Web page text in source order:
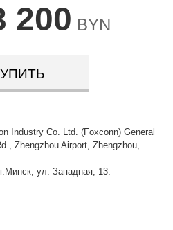
200 BYN
Industry Co. Ltd. (Foxconn) General
Zhengzhou Airport, Zhengzhou,
ул. Западная, 13.